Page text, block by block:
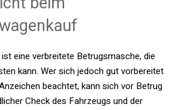
eine verbreitete Betrugsmasche, die
kann. Wer sich jedoch gut vorbereitet
beachtet, kann sich vor Betrug
Check des Fahrzeugs und der